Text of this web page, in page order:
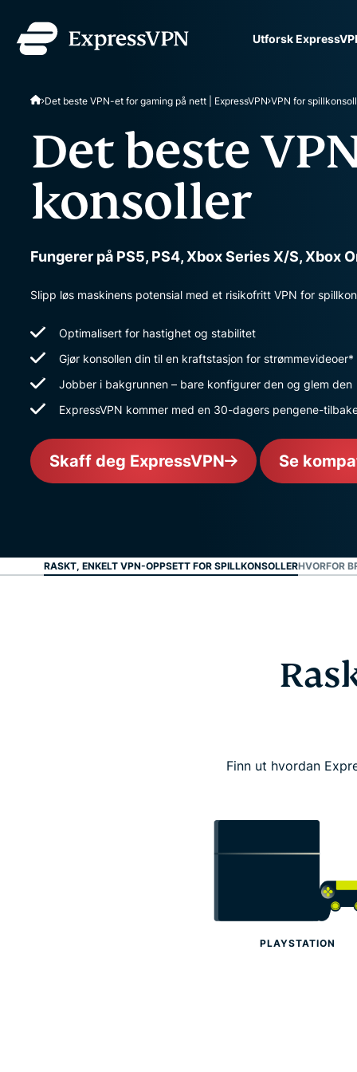
Utforsk
VPN-beskyttelse for
skalering.
Det beste VPN-et for gaming på nett | ExpressVPN VPN for
Det beste
konsoller
Fungerer på PS5, PS4, Xbox Series X/S, Xbox
Slipp løs maskinens potensial med et risikofritt VPN for
Optimalisert for hastighet og stabilitet
Gjør konsollen din til en kraftstasjon for strømmevideoer*
Jobber i bakgrunnen – bare konfigurer den og glem den
ExpressVPN kommer med en 30-dagers pengene-
Skaff deg ExpressVPN Se
RASKT, ENKELT VPN-OPPSETT FOR SPILLKONSOLLERHVORFOR
Finn ut hvordan
PLAYSTATION